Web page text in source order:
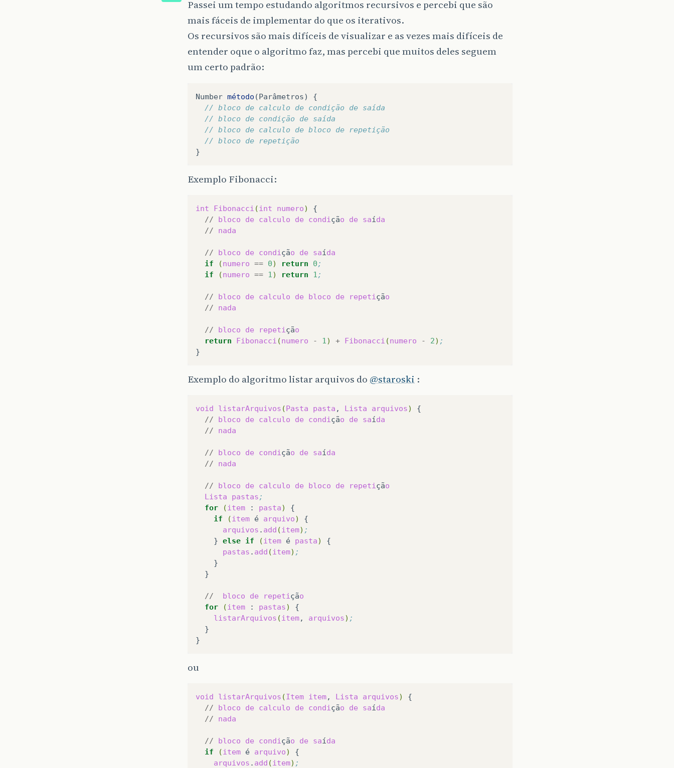
Passei um tempo estudando algoritmos recursivos e percebi que são
mais fáceis de implementar do que os iterativos.
Os recursivos são mais difíceis de visualizar e as vezes mais difíceis de
entender oque o algoritmo faz, mas percebi que muitos deles seguem
um certo padrão:
Number método (Parâmetros)
{
// bloco de calculo de condição de saída
// bloco de condição de saída
// bloco de calculo de bloco de repetição
// bloco de repetição
}
Exemplo Fibonacci:
int Fibonacci ( int numero)
//
bloco de calculo de condi ção de saída
//
nada
// bloco de condi ção de saída
if
(numero == 0) return 0;
if
(numero == 1 ) return 1 ;
// bloco de calculo de bloco de repeti ção
//
nada
// bloco de repeti ção
return
Fibonacci (numero - 1 ) + Fibonacci (numero - 2) ;
Exemplo do algoritmo listar arquivos do @staroski :
void listarArquivos (Pasta pasta , Lista arquivos)
//
bloco de calculo de condi ção de saída
//
nada
// bloco de condi ção de saída
//
nada
// bloco de calculo de bloco de repeti ção
Lista
pastas;
for
( item : pasta)
if
( item é arquivo)
arquivos . add ( item) ;
} else if ( item é pasta)
pastas . add ( item) ;
}
// bloco de repeti ção
for
( item : pastas)
listarArquivos ( item, arquivos) ;
}
ou
void listarArquivos (Item item, Lista arquivos)
//
bloco de calculo de condi ção de saída
//
nada
// bloco de condi ção de saída
if
( item é arquivo)
arquivos . add ( item) ;